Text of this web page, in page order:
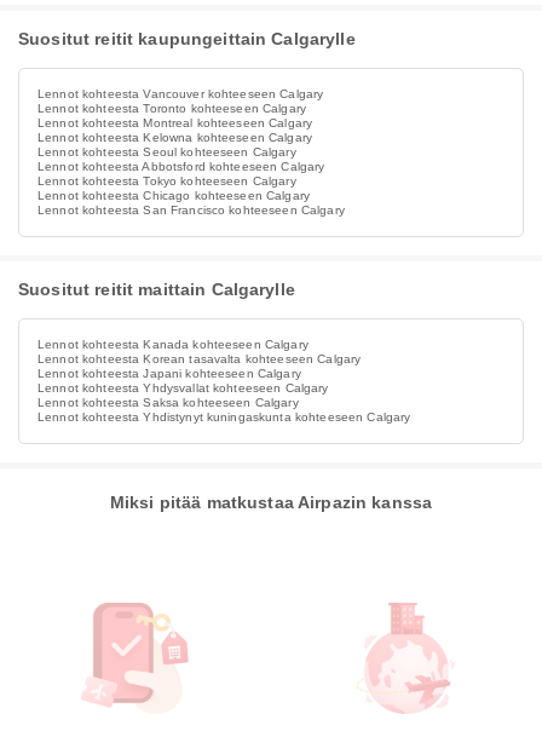
Suositut reitit kaupungeittain Calgarylle
Lennot kohteesta Vancouver kohteeseen Calgary
Lennot kohteesta Toronto kohteeseen Calgary
Lennot kohteesta Montreal kohteeseen Calgary
Lennot kohteesta Kelowna kohteeseen Calgary
Lennot kohteesta Seoul kohteeseen Calgary
Lennot kohteesta Abbotsford kohteeseen Calgary
Lennot kohteesta Tokyo kohteeseen Calgary
Lennot kohteesta Chicago kohteeseen Calgary
Lennot kohteesta San Francisco kohteeseen Calgary
Suositut reitit maittain Calgarylle
Lennot kohteesta Kanada kohteeseen Calgary
Lennot kohteesta Korean tasavalta kohteeseen Calgary
Lennot kohteesta Japani kohteeseen Calgary
Lennot kohteesta Yhdysvallat kohteeseen Calgary
Lennot kohteesta Saksa kohteeseen Calgary
Lennot kohteesta Yhdistynyt kuningaskunta kohteeseen Calgary
Miksi pitää matkustaa Airpazin kanssa